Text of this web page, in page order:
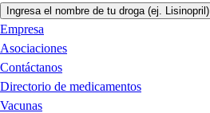
Ingresa el nombre de tu droga (ej. Lisinopril)
Empresa
Asociaciones
Contáctanos
Directorio de medicamentos
Vacunas